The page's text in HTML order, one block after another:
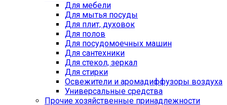
Для мебели
Для мытья посуды
Для плит, духовок
Для полов
Для посудомоечных машин
Для сантехники
Для стекол, зеркал
Для стирки
Освежители и аромадиффузоры воздуха
Универсальные средства
Прочие хозяйственные принадлежности